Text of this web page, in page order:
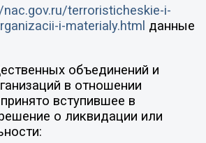
nac.gov.ru/terroristicheskie-i-
i-materialy.html данные
объединений и
в отношении
вступившее в
о ликвидации или